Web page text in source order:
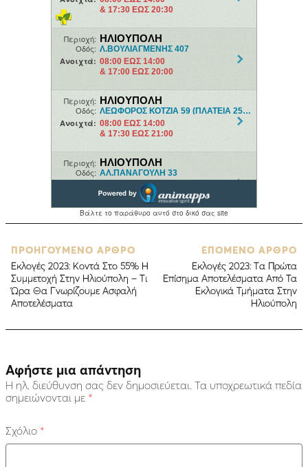
ΠΡΟΗΓΟΥΜΕΝΟ ΑΡΘΡΟ
Εκλογές 2023: Κοντά Στο 55% Η
Συμμετοχή Στην Ηλιούπολη – Τι
Ώρα Θα Γνωρίζουμε Ασφαλή
Αποτελέσματα
ΕΠΟΜΕΝΟ ΑΡΘΡΟ
Εκλογές 2023: Tα Πρώτα
Επίσημα Αποτελέσματα Από Τα
Εκλογικά Τμήματα Στην
Ηλιούπολη
Αφήστε μια απάντηση
Η ηλ. διεύθυνση σας δεν δημοσιεύεται. Τα υποχρεωτικά πεδία
σημειώνονται με *
Σχόλιο *